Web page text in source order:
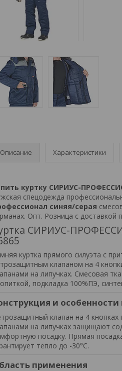
Описание Характеристики
куртку СИРИУС-
спецодежда
синяя/серая
Опт. Розница с доставкой
СИРИУС-
куртка прямого силуэта с
клапаном на 4
на липучках. Смесовая
подкладка 100%ПЭ,
и
клапан на 4
на липучках защищают
посадку. Прямая
тепло до -30°C.
применения